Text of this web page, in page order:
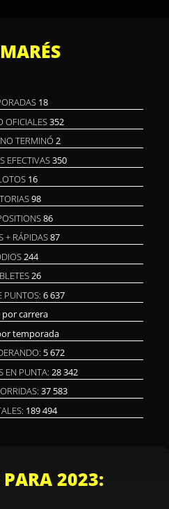
18
OFICIALES352
TERMINÓ 2
EFECTIVAS350
16
98
86
+ RÁPIDAS87
244
26
PUNTOS: 6 637
por carrera
temporada
5 672
EN PUNTA: 28 342
37 583
189 494
PARA 2023: